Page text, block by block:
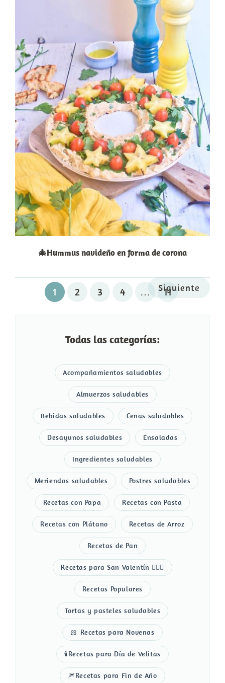
🎄Hummus navideño en forma de corona
1 2 3 4 … 11
Siguiente
Todas las categorías:
Acompañamientos saludables
Almuerzos saludables
Bebidas saludables Cenas saludables
Desayunos saludables Ensaladas
Ingredientes saludables
Meriendas saludables Postres saludables
Recetas con Papa Recetas con Pasta
Recetas con Plátano Recetas de Arroz
Recetas de Pan
Recetas para San Valentín 👩‍❤️‍👨
Recetas Populares
Tortas y pasteles saludables
🎀 Recetas para Novenas
🕯️Recetas para Día de Velitas
🎆Recetas para Fin de Año